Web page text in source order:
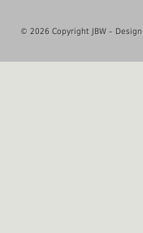
© 2026 Copyright JBW –